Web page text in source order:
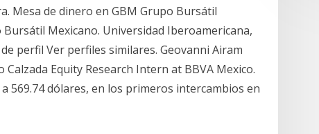
Mesa de dinero en GBM Grupo Bursátil
Mexicano. Universidad Iberoamericana,
perfil Ver perfiles similares. Geovanni Airam
Equity Research Intern at BBVA Mexico.
569.74 dólares, en los primeros intercambios en